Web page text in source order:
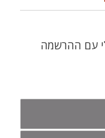
עם ההרשמה